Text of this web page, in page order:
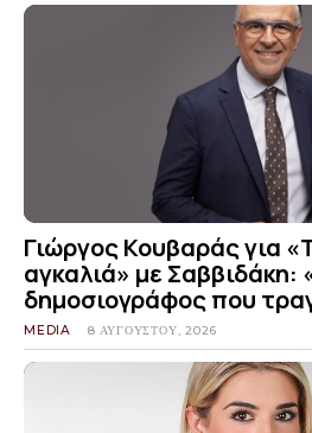
Γιώργος Κουβαράς για
αγκαλιά» με
δημοσιογράφος που
MEDIA 8 ΑΥΓΟΎΣΤΟΥ, 2026